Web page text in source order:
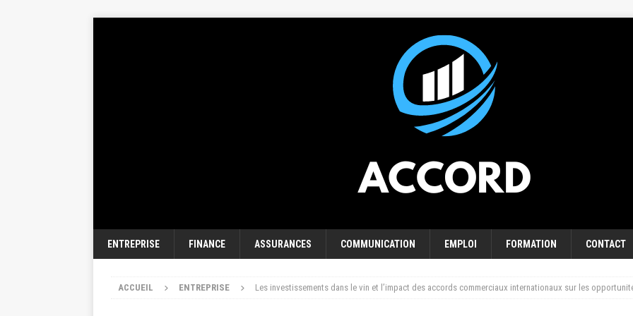
ENTREPRISE FINANCE ASSURANCES COMMUNICATION EMPLOI FORMATION CONTACT
ACCUEIL ENTREPRISE Les investissements dans le vin et l’impact des accords commerciaux internationaux sur les